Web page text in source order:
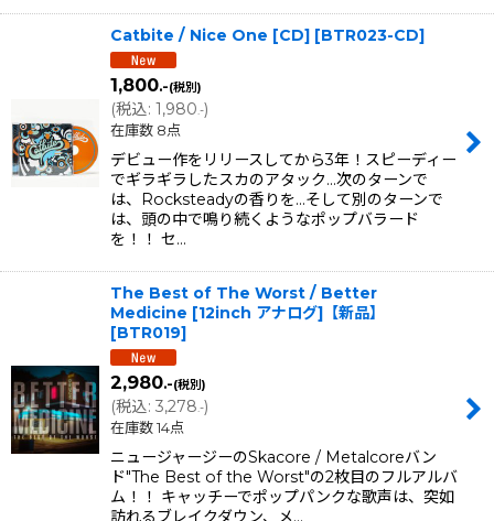
Catbite / Nice One [CD] [BTR023-CD]
1,800.-(税別)
(税込: 1,980.-)
在庫数 8点
デビュー作をリリースしてから3年！スピーディー
でギラギラしたスカのアタック...次のターンで
は、Rocksteadyの香りを...そして別のターンで
は、頭の中で鳴り続くようなポップバラード
を！！ セ…
The Best of The Worst / Better
Medicine [12inch アナログ]【新品】
[BTR019]
2,980.-(税別)
(税込: 3,278.-)
在庫数 14点
ニュージャージーのSkacore / Metalcoreバン
ド"The Best of the Worst"の2枚目のフルアルバ
ム！！ キャッチーでポップパンクな歌声は、突如
訪れるブレイクダウン、メ…